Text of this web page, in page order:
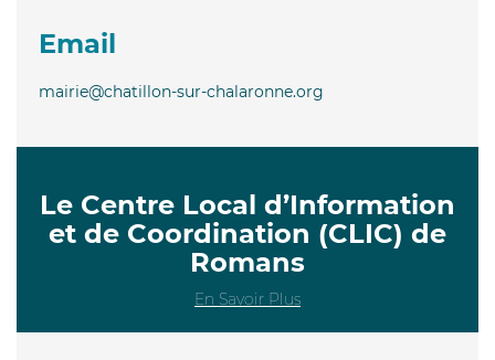
Email
mairie@chatillon-sur-chalaronne.org
Le Centre Local d’Information
et de Coordination (CLIC) de
Romans
En Savoir Plus